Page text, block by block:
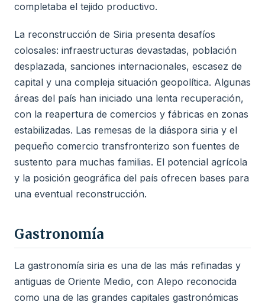
completaba el tejido productivo.
La reconstrucción de Siria presenta desafíos
colosales: infraestructuras devastadas, población
desplazada, sanciones internacionales, escasez de
capital y una compleja situación geopolítica. Algunas
áreas del país han iniciado una lenta recuperación,
con la reapertura de comercios y fábricas en zonas
estabilizadas. Las remesas de la diáspora siria y el
pequeño comercio transfronterizo son fuentes de
sustento para muchas familias. El potencial agrícola
y la posición geográfica del país ofrecen bases para
una eventual reconstrucción.
Gastronomía
La gastronomía siria es una de las más refinadas y
antiguas de Oriente Medio, con Alepo reconocida
como una de las grandes capitales gastronómicas